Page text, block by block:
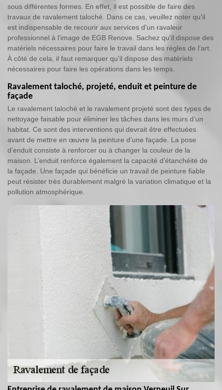
sous différentes formes. En effet, il est possible de faire des
travaux de ravalement taloché. Dans ce cas, veuillez noter qu'il
est indispensable de recourir aux services d'un ravaleur
professionnel à l'image de EGB Renove. Sachez qu'il dispose des
matériels nécessaires pour faire le travail dans les règles de l'art.
À côté de cela, il faut remarquer qu'il dispose des matériels
nécessaires pour faire les opérations dans les temps.
Ravalement taloché, projeté, enduit et peinture de
façade
Le ravalement taloché et le ravalement projeté sont des types de
nettoyage faisable pour éliminer les tâches dans les murs d’un
habitat. Ce sont des interventions qui devrait être effectuées
avant de mettre en œuvre la peinture d’une façade. La pose
d’enduit consiste à renforcer ou à changer la couleur de la
maison. L’enduit renforce également la capacité d’étanchéité de
la façade. Une façade qui bénéficie un travail de peinture fiable
peut résister très durablement malgré la variation climatique et la
pollution atmosphérique.